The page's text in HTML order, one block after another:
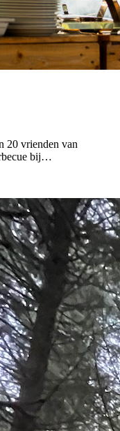
20 vrienden van
bij…